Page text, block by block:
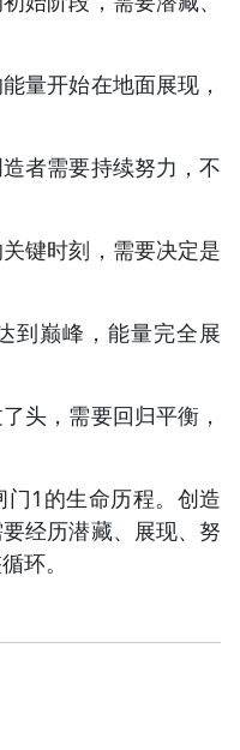
量开始在地面展现，
者需要持续努力，不
键时刻，需要决定是
到巅峰，能量完全展
头，需要回归平衡，
1的生命历程。创造
经历潜藏、展现、努
环。